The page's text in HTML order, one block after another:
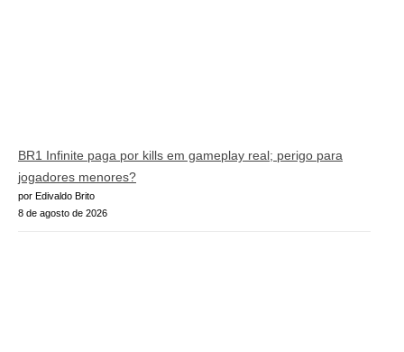
BR1 Infinite paga por kills em gameplay real; perigo para
jogadores menores?
por Edivaldo Brito
8 de agosto de 2026